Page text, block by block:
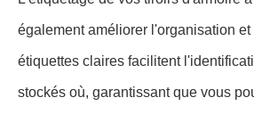
également améliorer l'organisation
étiquettes claires facilitent
stockés où, garantissant que vous